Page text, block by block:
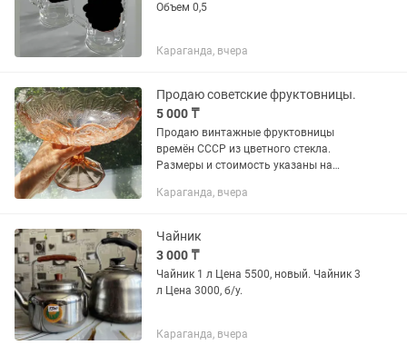
Объем 0,5
Караганда, вчера
Продаю советские фруктовницы.
5 000 ₸
Продаю винтажные фруктовницы
времён СССР из цветного стекла.
Размеры и стоимость указаны на
Караганда, вчера
Чайник
3 000 ₸
Чайник 1 л Цена 5500, новый. Чайник 3
л Цена 3000, б/у.
Караганда, вчера